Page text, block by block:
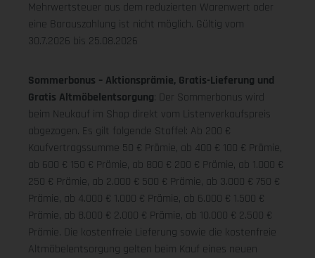
Mehrwertsteuer aus dem reduzierten Warenwert oder
eine Barauszahlung ist nicht möglich. Gültig vom
30.7.2026 bis 25.08.2026
Sommerbonus – Aktionsprämie, Gratis-Lieferung und
Gratis Altmöbelentsorgung: Der Sommerbonus wird
beim Neukauf im Shop direkt vom Listenverkaufspreis
abgezogen. Es gilt folgende Staffel: Ab 200 €
Kaufvertragssumme 50 € Prämie, ab 400 € 100 € Prämie,
ab 600 € 150 € Prämie, ab 800 € 200 € Prämie, ab 1.000 €
250 € Prämie, ab 2.000 € 500 € Prämie, ab 3.000 € 750 €
Prämie, ab 4.000 € 1.000 € Prämie, ab 6.000 € 1.500 €
Prämie, ab 8.000 € 2.000 € Prämie, ab 10.000 € 2.500 €
Prämie. Die kostenfreie Lieferung sowie die kostenfreie
Altmöbelentsorgung gelten beim Kauf eines neuen